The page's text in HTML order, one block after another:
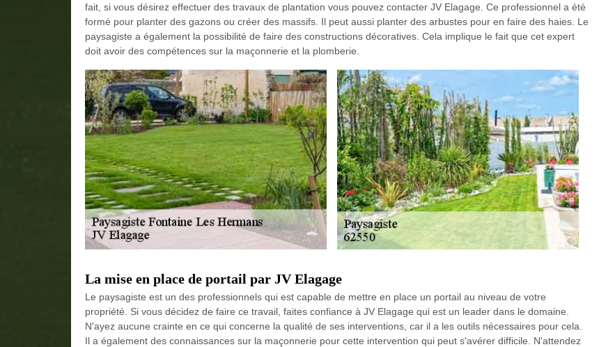
fait, si vous désirez effectuer des travaux de plantation vous pouvez contacter JV Elagage. Ce professionnel a été
formé pour planter des gazons ou créer des massifs. Il peut aussi planter des arbustes pour en faire des haies. Le
paysagiste a également la possibilité de faire des constructions décoratives. Cela implique le fait que cet expert
doit avoir des compétences sur la maçonnerie et la plomberie.
La mise en place de portail par JV Elagage
Le paysagiste est un des professionnels qui est capable de mettre en place un portail au niveau de votre
propriété. Si vous décidez de faire ce travail, faites confiance à JV Elagage qui est un leader dans le domaine.
N'ayez aucune crainte en ce qui concerne la qualité de ses interventions, car il a les outils nécessaires pour cela.
Il a également des connaissances sur la maçonnerie pour cette intervention qui peut s'avérer difficile. N'attendez